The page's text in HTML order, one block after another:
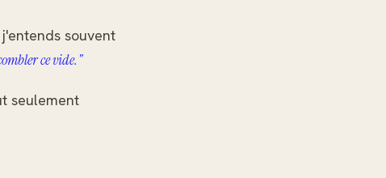
souvent
ce vide."
seulement